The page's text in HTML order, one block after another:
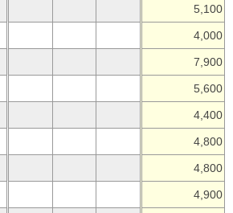
5,100
4,000
7,900
5,600
4,400
4,800
4,800
4,900